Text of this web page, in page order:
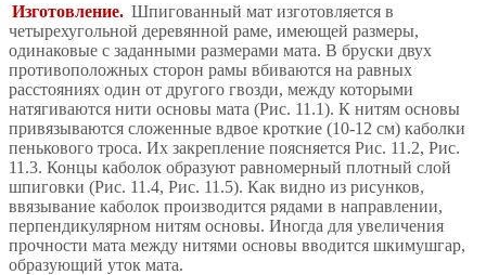
Изготовление. Шпигованный мат изготовляется в
четырехугольной деревянной раме, имеющей размеры,
одинаковые с заданными размерами мата. В бруски двух
противоположных сторон рамы вбиваются на равных
расстояниях один от другого гвозди, между которыми
натягиваются нити основы мата (Рис. 11.1). К нитям основы
привязываются сложенные вдвое кроткие (10-12 см) каболки
пенькового троса. Их закрепление поясняется Рис. 11.2, Рис.
11.3. Концы каболок образуют равномерный плотный слой
шпиговки (Рис. 11.4, Рис. 11.5). Как видно из рисунков,
ввязывание каболок производится рядами в направлении,
перпендикулярном нитям основы. Иногда для увеличения
прочности мата между нитями основы вводится шкимушгар,
образующий уток мата.